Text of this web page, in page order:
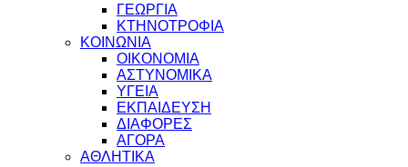
ΓΕΩΡΓΙΑ
ΚΤΗΝΟΤΡΟΦΙΑ
ΚΟΙΝΩΝΙΑ
ΟΙΚΟΝΟΜΙΑ
ΑΣΤΥΝΟΜΙΚΑ
ΥΓΕΙΑ
ΕΚΠΑΙΔΕΥΣΗ
ΔΙΑΦΟΡΕΣ
ΑΓΟΡΑ
ΑΘΛΗΤΙΚΑ